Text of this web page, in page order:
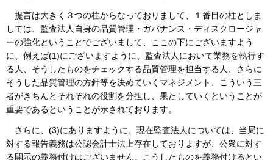
提言は大きく３つの柱からなっておりまして、１番目の柱としま
しては、監査法人自身の品質管理・ガバナンス・ディスクロージャ
ーの強化ということでございまして、ここの下にございますよう
に、例えば(1)にございますように、監査法人において業務を執行す
る人、そうしたものをチェックする品質管理を担当する人、さらに
そうした品質管理の方針等を決めていくマネジメント、こういう三
者がきちんとそれぞれの役割を分担し、果たしていくということが
重要であるということが示されております。
さらに、(3)にありますように、現在監査法人については、当局に
対する報告義務は公認会計士法上存在しておりますが、公衆に対す
る開示の義務付けはございません。こうしたものを義務付けるとい